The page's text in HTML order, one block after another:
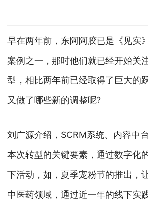
早在两年前，东阿阿胶已是《见实
案例之一，那时他们就已经开始关
型，相比两年前已经取得了巨大的
又做了哪些新的调整呢?
刘广源介绍，SCRM系统、内容中
本次转型的关键要素，通过数字化
下活动，如，夏季宠粉节的推出，
中医药领域，通过近一年的线下实